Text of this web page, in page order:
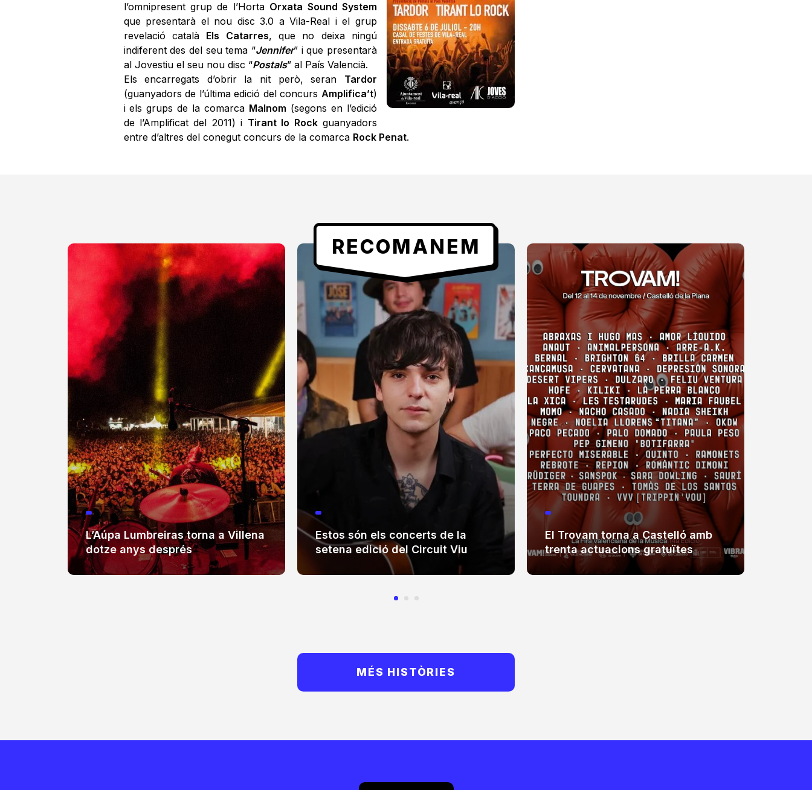
l’omnipresent grup de l’Horta Orxata Sound System
que presentarà el nou disc 3.0 a Vila-Real i el grup
revelació català Els Catarres, que no deixa ningú
indiferent des del seu tema “Jennifer” i que presentarà
al Jovestiu el seu nou disc “Postals” al País Valencià.
Els encarregats d’obrir la nit però, seran Tardor
(guanyadors de l’última edició del concurs Amplifica’t)
i els grups de la comarca Malnom (segons en l’edició
de l’Amplificat del 2011) i Tirant lo Rockguanyadors
entre d’altres del conegut concurs de la comarca Rock Penat.
RECOMANEM
L’Aúpa Lumbreiras torna a Villena
dotze anys després
Estos són els concerts de la
setena edició del Circuit Viu
El Trovam torna a Castelló amb
trenta actuacions gratuïtes
MÉS HISTÒRIES